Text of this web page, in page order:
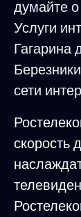
думайте
Услуги
Гагарина
сети
скорость